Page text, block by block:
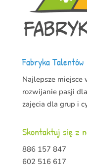
Fabryka Talentów
Najlepsze miejsce
rozwijanie pasji
zajęcia dla grup i
Skontaktuj się z
886 157 847
602 516 617